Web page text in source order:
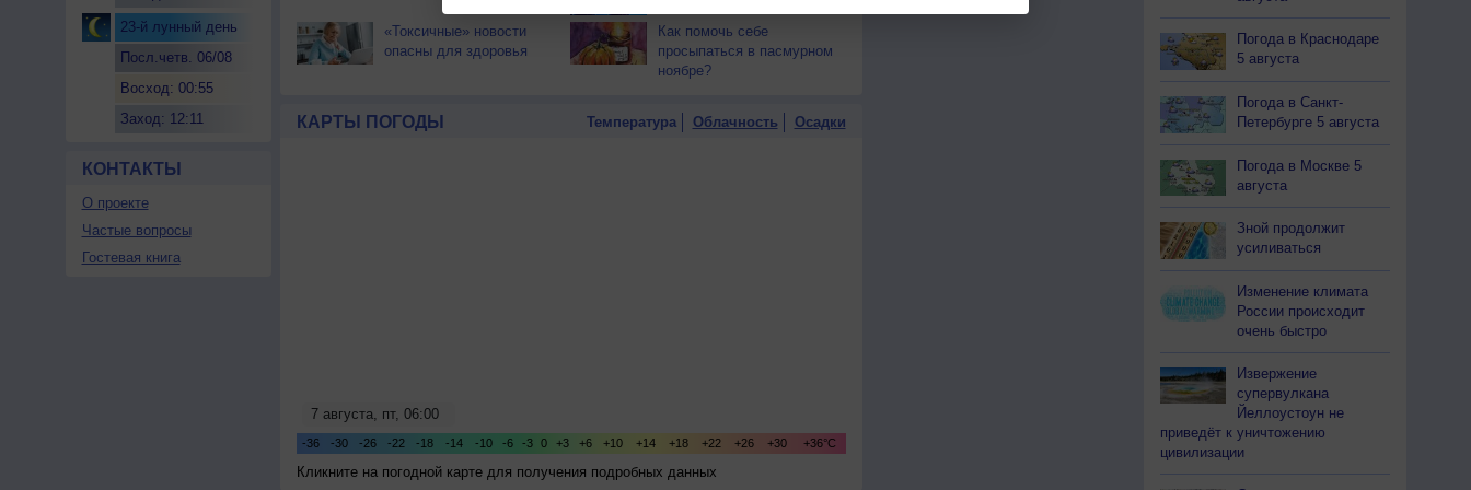
23-й лунный день
Посл.четв. 06/08
Восход: 00:55
Заход: 12:11
КОНТАКТЫ
О проекте
Частые вопросы
Гостевая книга
«Токсичные» новости
опасны для здоровья
Как помочь себе
просыпаться в пасмурном
ноябре?
КАРТЫ ПОГОДЫ Температура Облачность Осадки
Кликните на погодной карте для получения подробных данных
Погода в Краснодаре
5 августа
Погода в Санкт-
Петербурге 5 августа
Погода в Москве 5
августа
Зной продолжит
усиливаться
Изменение климата
России происходит
очень быстро
Извержение
супервулкана
Йеллоустоун не
приведёт к уничтожению
цивилизации